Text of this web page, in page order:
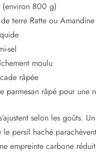
(environ 800 g)
terre Ratte ou Amandine
sel
moulu
râpée
râpé pour une
selon les goûts.
le persil haché
empreinte carbone